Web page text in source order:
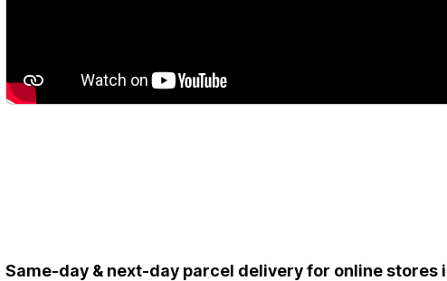
Same-day & next-day parcel delivery for online stores